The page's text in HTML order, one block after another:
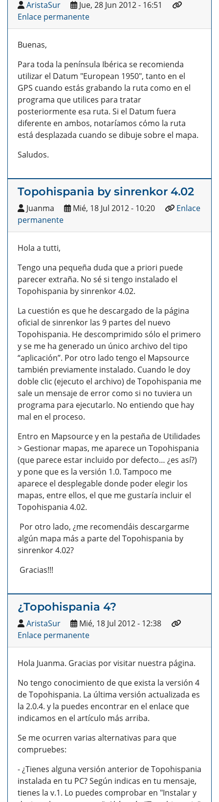
AristaSur
Jue, 28 Jun 2012 - 16:51
Enlace permanente
Buenas,
Para toda la península Ibérica se recomienda
utilizar el Datum "European 1950", tanto en el
GPS cuando estás grabando la ruta como en el
programa que utilices para tratar
posteriormente esa ruta. Si el Datum fuera
diferente en ambos, notaríamos cómo la ruta
está desplazada cuando se dibuje sobre el mapa.
Saludos.
Topohispania by sinrenkor 4.02
Juanma Mié, 18 Jul 2012 - 10:20
Enlace
permanente
Hola a tutti,
Tengo una pequeña duda que a priori puede
parecer extraña. No sé si tengo instalado el
Topohispania by sinrenkor 4.02.
La cuestión es que he descargado de la página
oficial de sinrenkor las 9 partes del nuevo
Topohispania. He descomprimido sólo el primero
y se me ha generado un único archivo del tipo
“aplicación”. Por otro lado tengo el Mapsource
también previamente instalado. Cuando le doy
doble clic (ejecuto el archivo) de Topohispania me
sale un mensaje de error como si no tuviera un
programa para ejecutarlo. No entiendo que hay
mal en el proceso.
Entro en Mapsource y en la pestaña de Utilidades
> Gestionar mapas, me aparece un Topohispania
(que parece estar incluido por defecto… ¿es así?)
y pone que es la versión 1.0. Tampoco me
aparece el desplegable donde poder elegir los
mapas, entre ellos, el que me gustaría incluir el
Topohispania 4.02.
Por otro lado, ¿me recomendáis descargarme
algún mapa más a parte del Topohispania by
sinrenkor 4.02?
Gracias!!!
¿Topohispania 4?
AristaSur
Mié, 18 Jul 2012 - 12:38
Enlace permanente
Hola Juanma. Gracias por visitar nuestra página.
No tengo conocimiento de que exista la versión 4
de Topohispania. La última versión actualizada es
la 2.0.4. y la puedes encontrar en el enlace que
indicamos en el artículo más arriba.
Se me ocurren varias alternativas para que
compruebes:
- ¿Tienes alguna versión anterior de Topohispania
instalada en tu PC? Según indicas en tu mensaje,
tienes la v.1. Lo puedes comprobar en "Instalar y